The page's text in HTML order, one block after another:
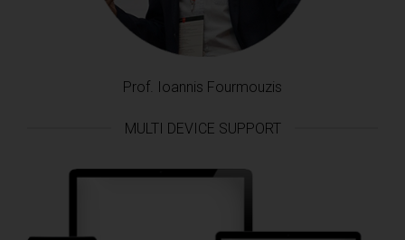
Prof. Ioannis Fourmouzis
MULTI DEVICE SUPPORT